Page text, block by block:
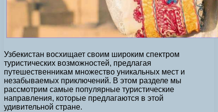
Узбекистан восхищает своим широким спектром
туристических возможностей, предлагая
путешественникам множество уникальных мест и
незабываемых приключений. В этом разделе мы
рассмотрим самые популярные туристические
направления, которые предлагаются в этой
удивительной стране.